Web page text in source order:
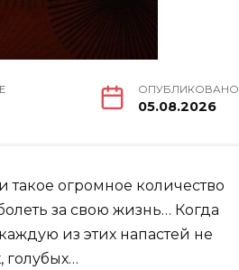
ОПУБЛИКОВАНО
05.08.2026
огромное количество
за свою жизнь… Когда
из этих напастей не
голубых…